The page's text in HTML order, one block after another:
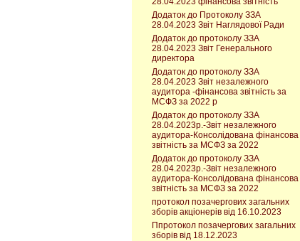
Додаток до Протоколу ЗЗА
28.04.2023 Звіт Наглядової Ради
Додаток до протоколу ЗЗА
28.04.2023 Звіт Генерального
директора
Додаток до протоколу ЗЗА
28.04.2023 Звіт незалежного
аудитора -фінансова звітність за
МСФЗ за 2022 р
Додаток до протоколу ЗЗА
28.04.2023р.-Звіт незалежного
аудитора-Консолідована фінансова
звітність за МСФЗ за 2022
Додаток до протоколу ЗЗА
28.04.2023р.-Звіт незалежного
аудитора-Консолідована фінансова
звітність за МСФЗ за 2022
протокол позачергових загальних
зборів акціонерів від 16.10.2023
Ппротокол позачергових загальних
зборів від 18.12.2023